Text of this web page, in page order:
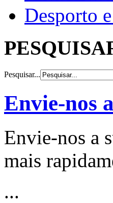
Desporto
Pesquisar...
Envie-nos
Envie-nos a
mais
...